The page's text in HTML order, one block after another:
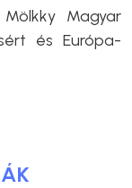
Magyar
és Európa-